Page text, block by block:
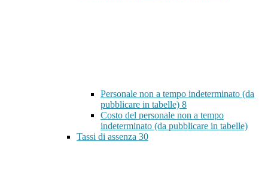
Personale non a tempo indeterminato (da
pubblicare in tabelle) 8
Costo del personale non a tempo
indeterminato (da pubblicare in tabelle)
Tassi di assenza 30